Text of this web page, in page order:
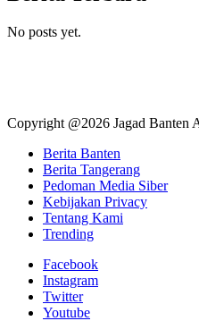
No posts yet.
Copyright @2026 Jagad Banten
Berita Banten
Berita Tangerang
Pedoman Media Siber
Kebijakan Privacy
Tentang Kami
Trending
Facebook
Instagram
Twitter
Youtube